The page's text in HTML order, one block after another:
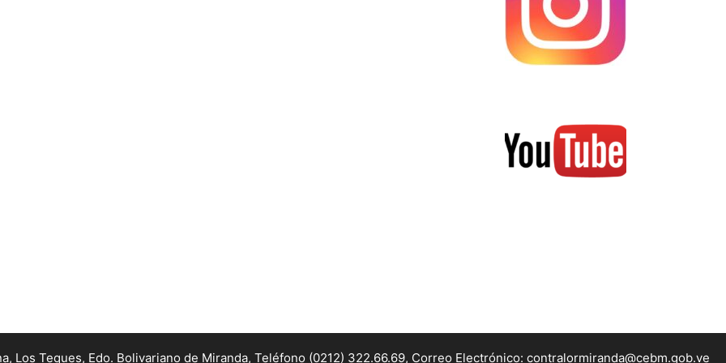
Los Teques, Edo. Bolivariano de Miranda, Teléfono (0212) 322.66.69, Correo Electrónico: contralormiranda@cebm.gob.ve